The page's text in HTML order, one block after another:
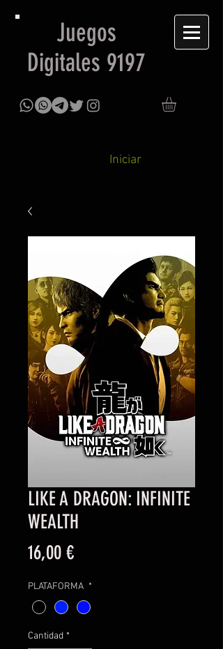
Juegos
Digitales 9197
Iniciar
LIKE A DRAGON: INFINITE
WEALTH
16,00 €Precio
PLATAFORMA *
Cantidad *